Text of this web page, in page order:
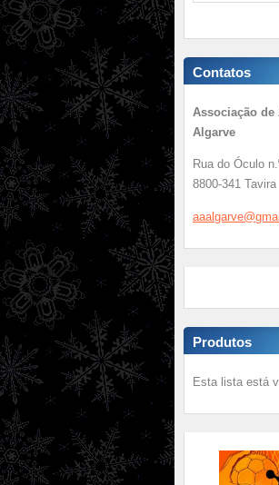
Contatos
Associação
Algarve
Rua do Óculo
8800-341 Tavira
aaalgarv
Produtos
Esta lista está